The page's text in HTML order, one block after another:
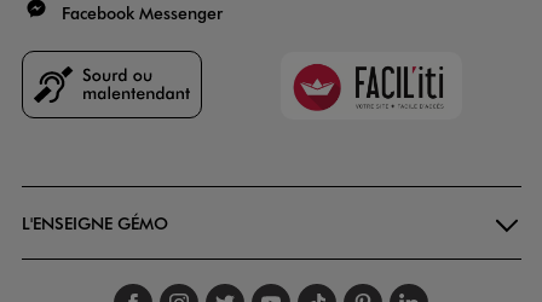
Facebook Messenger
Faciliti
L'ENSEIGNE GÉMO